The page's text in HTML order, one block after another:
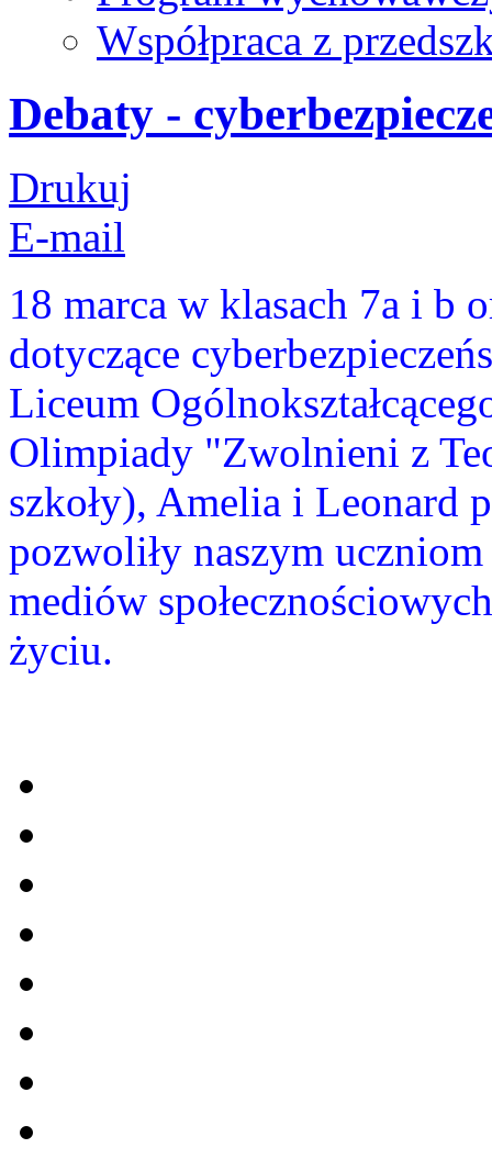
Współpraca z
Debaty -
Drukuj
E-mail
18 marca w klasach 7a i b
dotyczące
Liceum
Olimpiady "Zwolnieni z
szkoły), Amelia i Leonard
pozwoliły naszym
mediów
życiu.